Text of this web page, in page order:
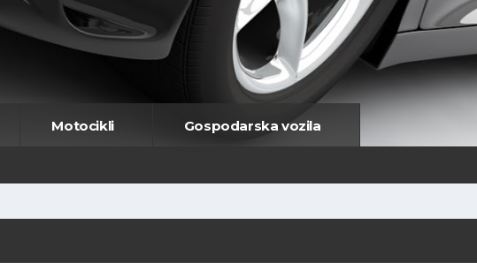
Motocikli Gospodarska vozila